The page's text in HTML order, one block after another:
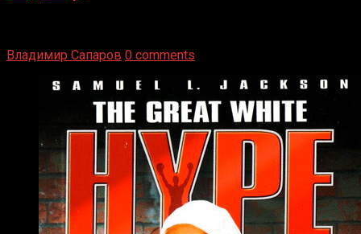
Владимир Сапаров 0 comments